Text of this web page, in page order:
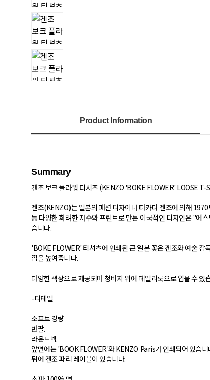
Product Information
Summary
겐조 보크 플라워 티셔츠 (KENZO 'BOKE FLOWER' LOOSE
겐조(KENZO)는 일본의 패션 디자이너 다카다 겐조에 의해
등 다양한 화려한 자수와 프린트로 만든 이국적인 디자인은 "에
습니다.
'BOKE FLOWER' 티셔츠에 인쇄된 큰 일본 꽃은 겐조와 예술 감
낌을 높여줍니다.
다양한 색상으로 제공되며 청바지 위에 데일리룩으로 입을 수 있
-디테일
소프트 경량
반팔.
라운드넥.
앞면에는 'BOOK FLOWER'와 KENZO Paris가 인쇄되어 있습니
뒤에 켄조 파리 레이블이 있습니다.